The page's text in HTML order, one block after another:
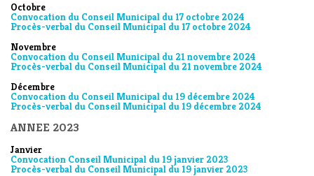
Octobre
Convocation du Conseil Municipal du 17 octobre 2024
Procès-verbal du Conseil Municipal du 17 octobre 2024
Novembre
Convocation du Conseil Municipal du 21 novembre 2024
Procès-verbal du Conseil Municipal du 21 novembre 2024
Décembre
Convocation du Conseil Municipal du 19 décembre 2024
Procès-verbal du Conseil Municipal du 19 décembre 2024
ANNEE 2023
Janvier
Convocation Conseil Municipal du 19 janvier 2023
Procès-verbal du Conseil Municipal du 19 janvier 2023